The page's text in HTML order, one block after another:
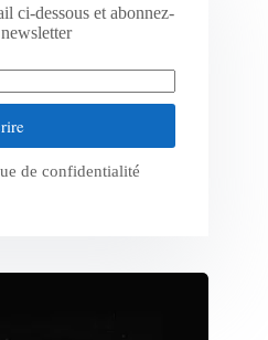
ci-dessous et abonnez-
de confidentialité